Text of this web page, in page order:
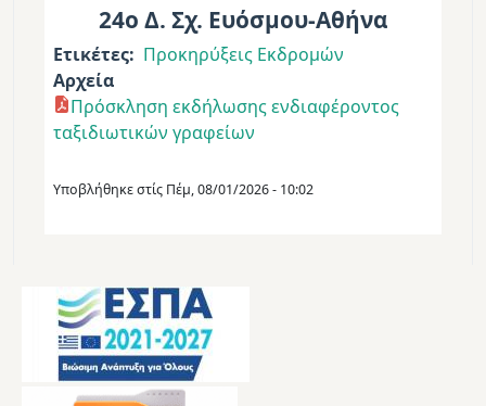
24ο Δ. Σχ. Ευόσμου-Αθήνα
Ετικέτες
Προκηρύξεις Εκδρομών
Αρχεία
Πρόσκληση εκδήλωσης ενδιαφέροντος
ταξιδιωτικών γραφείων
Υποβλήθηκε στίς Πέμ, 08/01/2026 - 10:02